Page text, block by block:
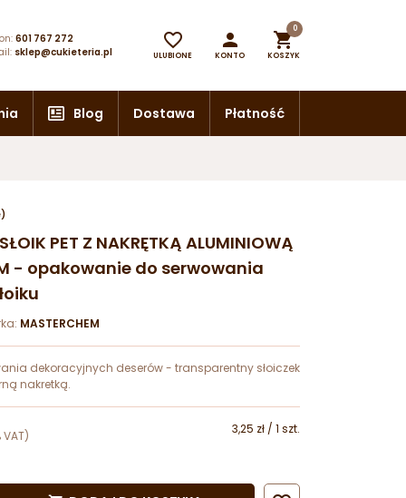
601 767 272
sklep@cukieteria.pl

ULUBIONE

KONTO

0
KOSZYK
Blog Dostawa Płatność
PET Z NAKRĘTKĄ ALUMINIOWĄ
- opakowanie do serwowania
MASTERCHEM
dekoracyjnych deserów - transparentny słoiczek
nakretką.
VAT)
3,25 zł / 1 szt.